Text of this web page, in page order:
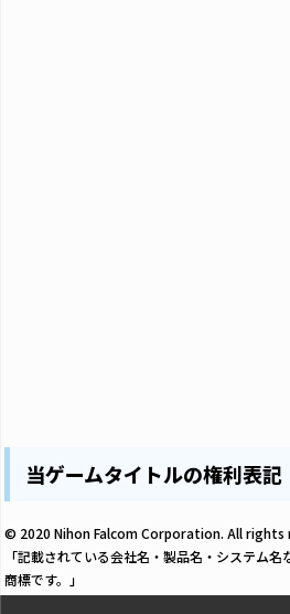
当ゲームタイトルの権利表記
© 2020 Nihon Falcom Corporation. All rights
「記載されている会社名・製品名・システム
商標です。」